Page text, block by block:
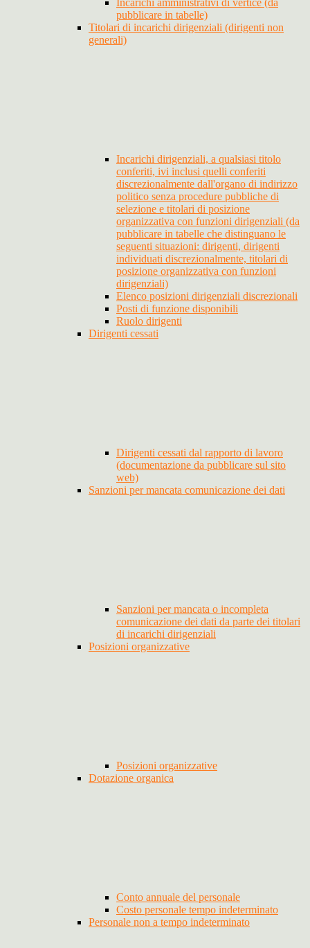
Incarichi amministrativi di vertice (da
pubblicare in tabelle)
Titolari di incarichi dirigenziali (dirigenti non
generali)
Incarichi dirigenziali, a qualsiasi titolo
conferiti, ivi inclusi quelli conferiti
discrezionalmente dall'organo di indirizzo
politico senza procedure pubbliche di
selezione e titolari di posizione
organizzativa con funzioni dirigenziali (da
pubblicare in tabelle che distinguano le
seguenti situazioni: dirigenti, dirigenti
individuati discrezionalmente, titolari di
posizione organizzativa con funzioni
dirigenziali)
Elenco posizioni dirigenziali discrezionali
Posti di funzione disponibili
Ruolo dirigenti
Dirigenti cessati
Dirigenti cessati dal rapporto di lavoro
(documentazione da pubblicare sul sito
web)
Sanzioni per mancata comunicazione dei dati
Sanzioni per mancata o incompleta
comunicazione dei dati da parte dei titolari
di incarichi dirigenziali
Posizioni organizzative
Posizioni organizzative
Dotazione organica
Conto annuale del personale
Costo personale tempo indeterminato
Personale non a tempo indeterminato